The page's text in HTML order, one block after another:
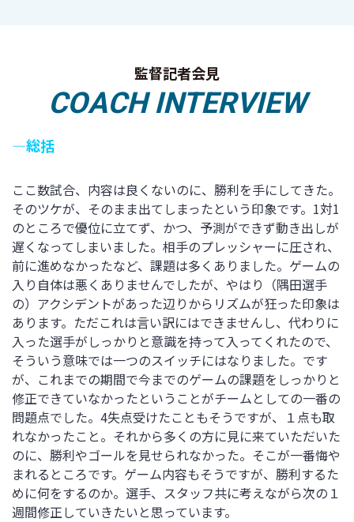
監督記者会見
COACH INTERVIEW
―総括
ここ数試合、内容は良くないのに、勝利を手にしてきた。
そのツケが、そのまま出てしまったという印象です。1対1
のところで優位に立てず、かつ、予測ができず動き出しが
遅くなってしまいました。相手のプレッシャーに圧され、
前に進めなかったなど、課題は多くありました。ゲームの
入り自体は悪くありませんでしたが、やはり（隅田選手
の）アクシデントがあった辺りからリズムが狂った印象は
あります。ただこれは言い訳にはできませんし、代わりに
入った選手がしっかりと意識を持って入ってくれたので、
そういう意味では一つのスイッチにはなりました。です
が、これまでの期間で今までのゲームの課題をしっかりと
修正できていなかったということがチームとしての一番の
問題点でした。4失点受けたこともそうですが、１点も取
れなかったこと。それから多くの方に見に来ていただいた
のに、勝利やゴールを見せられなかった。そこが一番悔や
まれるところです。ゲーム内容もそうですが、勝利するた
めに何をするのか。選手、スタッフ共に考えながら次の１
週間修正していきたいと思っています。